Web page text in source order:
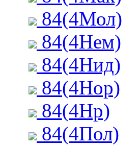
84(4Мол)
84(4Нем)
84(4Нид)
84(4Нор)
84(4Нр)
84(4Пол)